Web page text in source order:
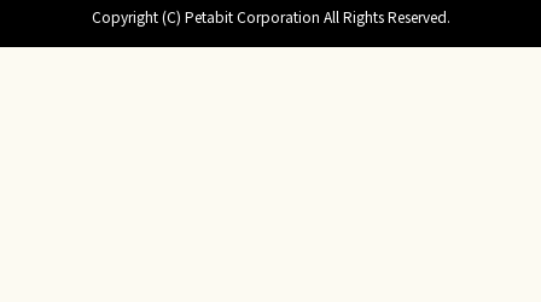
Copyright (C) Petabit Corporation All Rights Reserved.